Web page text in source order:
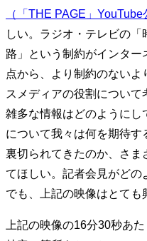
（「THE PAGE」YouTube
しい。ラジオ・テレビの
路」という制約がインタ
点から、より制約のない
スメディアの役割につい
雑多な情報はどのようにし
について我々は何を期待す
裏切られてきたのか、さま
てほしい。記者会見がどの
でも、上記の映像はとても
上記の映像の16分30秒あ